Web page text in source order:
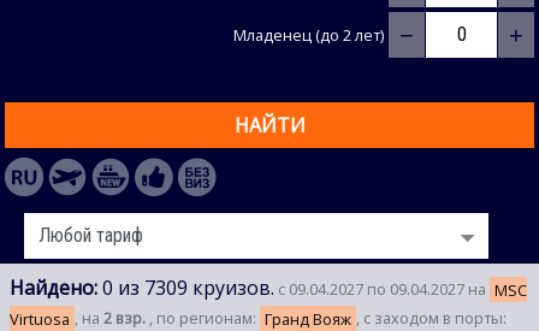
Младенец (до 2 лет) − +
НАЙТИ
Найдено:0 из 7309 круизов. с 09.04.2027 по 09.04.2027 на MSC
Virtuosa , на 2 взр. , по регионам: Гранд Вояж , с заходом в порты: